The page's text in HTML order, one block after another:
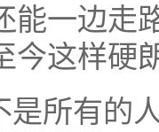
能一边走
今这样硬
是所有的